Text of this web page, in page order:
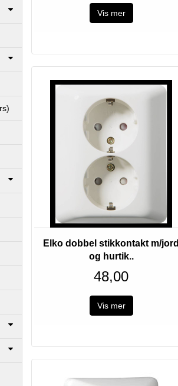
Vis mer
Utsolgt
Elko dobbel stikkontakt m/jord
og hurtik..
48,00
Vis mer